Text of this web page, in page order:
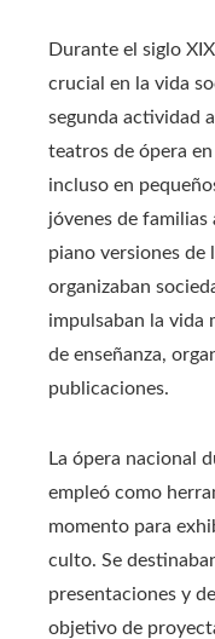
Durante el siglo
crucial en la vida
segunda actividad
teatros de ópera
incluso en
jóvenes de familias
piano versiones de
organizaban
impulsaban la vida
de enseñanza,
publicaciones.
La ópera nacional
empleó como
momento para
culto. Se
presentaciones y
objetivo de